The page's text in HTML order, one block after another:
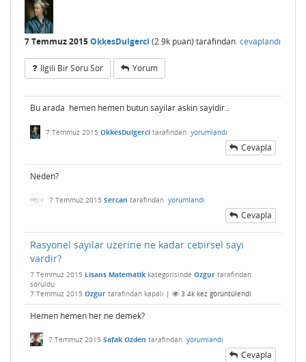
7 Temmuz 2015OkkesDulgerci (2.9k puan) tarafından cevaplandı
Ilgili Bir Soru Sor Yorum
Bu arada hemen hemen butun sayilar askin sayidir..
7 Temmuz 2015 OkkesDulgerci tarafından yorumlandı
Cevapla
Neden?
7 Temmuz 2015 Sercan tarafından yorumlandı
Cevapla
Rasyonel sayilar uzerine ne kadar cebirsel sayi
vardir?
7 Temmuz 2015 Lisans Matematik kategorisinde Ozgur tarafından
soruldu
7 Temmuz 2015 Ozgur tarafından kapalı | 3.4k kez görüntülendi
Hemen hemen her ne demek?
7 Temmuz 2015 Safak Ozden tarafından yorumlandı
Cevapla